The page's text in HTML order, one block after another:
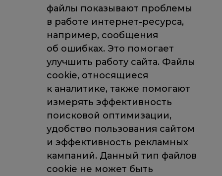
файлы показывают проблемы
в работе интернет-ресурса,
например, сообщения
об ошибках. Это помогает
улучшить работу сайта. Файлы
cookie, относящиеся
к аналитике, также помогают
измерять эффективность
поисковой оптимизации,
удобство пользования сайтом
и эффективность рекламных
кампаний. Данный тип файлов
cookie не может быть